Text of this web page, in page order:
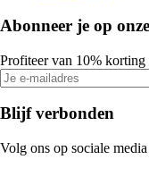
Abonneer je op
Profiteer van 10%
Blijf verbonden
Volg ons op sociale media